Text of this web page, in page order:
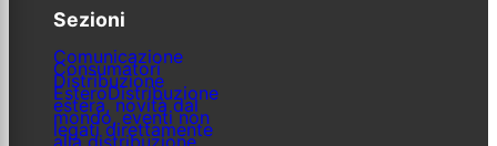
Sezioni
Comunicazione
Consumatori
Distribuzione
EsteroDistribuzione
estera, novità dal
mondo, eventi non
legati direttamente
alla distribuzione